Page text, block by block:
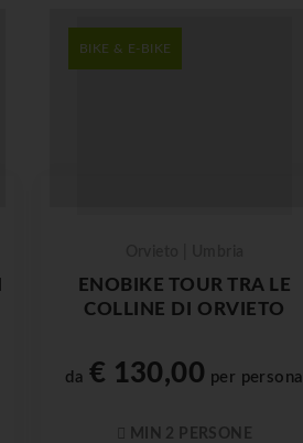
BIKE & E-BIKE
ENOBIKE TOUR TRA LE
COLLINE DI ORVIETO
da € 130,00 per persona
MIN 2 PERSONE